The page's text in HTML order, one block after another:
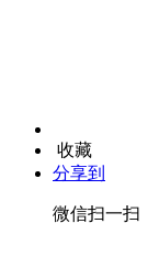
收藏
分享到
微信扫一扫